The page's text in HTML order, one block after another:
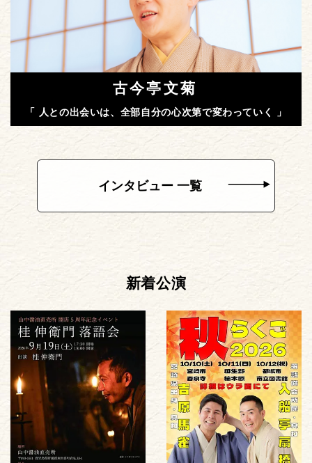
古今亭文菊
「 人との出会いは、全部自分の心次第で変わっていく 」
インタビュー 一覧
新着公演